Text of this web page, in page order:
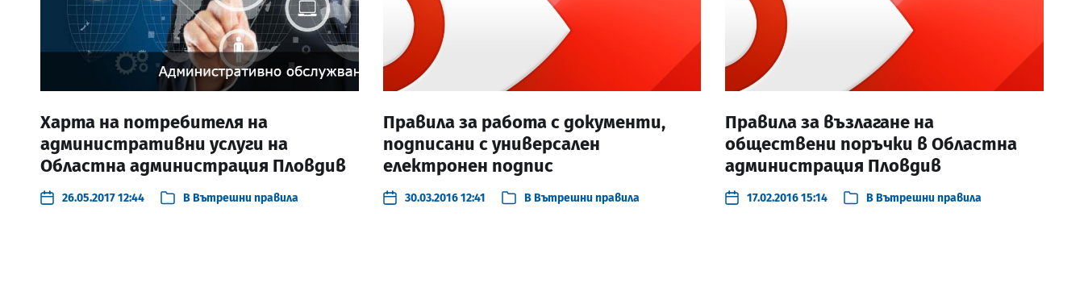
Харта на потребителя на
административни услуги на
Областна администрация Пловдив
26.05.2017 12:44 ВВътрешни правила
Правила за работа с документи,
подписани с универсален
електронен подпис
30.03.2016 12:41 ВВътрешни правила
Правила за възлагане на
обществени поръчки в Областна
администрация Пловдив
17.02.2016 15:14 ВВътрешни правила